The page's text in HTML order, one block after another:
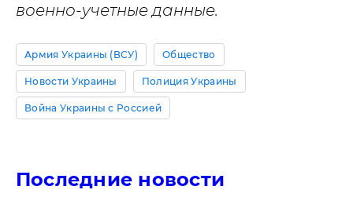
военно-учетные данные.
Армия Украины (ВСУ) Общество
Новости Украины Полиция Украины
Война Украины с Россией
Последние новости